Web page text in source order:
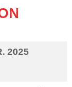
2025